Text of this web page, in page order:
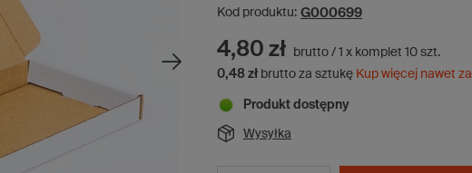
Kod produktu: G000699
4,80 zł brutto / 1 x komplet 10 szt.
0,48 zł brutto za sztukę Kup więcej nawet za
Produkt dostępny
Wysyłka